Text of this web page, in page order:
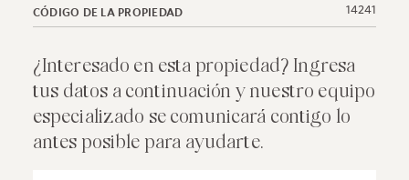
CÓDIGO DE LA PROPIEDAD 14241
¿Interesado en esta propiedad? Ingresa
tus datos a continuación y nuestro equipo
especializado se comunicará contigo lo
antes posible para ayudarte.